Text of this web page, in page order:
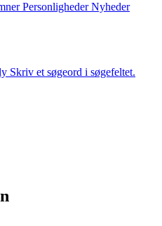
Personligheder Nyheder
Skriv et søgeord i søgefeltet.